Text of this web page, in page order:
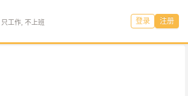
只工作, 不上班 登录 注册